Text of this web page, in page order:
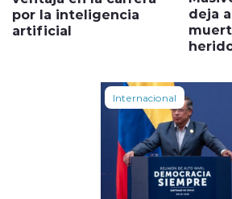
por la inteligencia
artificial
deja
Internacional